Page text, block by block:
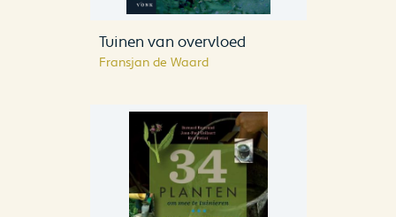
Tuinen van overvloed
Fransjan de Waard